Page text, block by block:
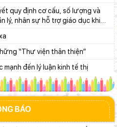
lý, nhân sự hỗ trợ giáo dục khi
“Thư viện thân thiện”
kỷ nguyên mới - Bài 2: Khơi
vào kỷ nguyên mới (tiếp theo
bằng con đường học tập
của Ðảng từ học đường
BÁO